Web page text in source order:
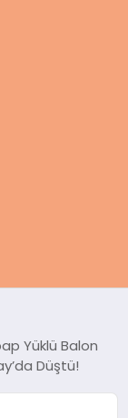
Yüklü Balon
Düştü!